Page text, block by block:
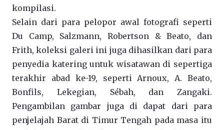
kompilasi.
Selain dari para pelopor awal fotografi seperti
Du Camp, Salzmann, Robertson & Beato, dan
Frith, koleksi galeri ini juga dihasilkan dari para
penyedia katering untuk wisatawan di sepertiga
terakhir abad ke-19, seperti Arnoux, A. Beato,
Bonfils, Lekegian, Sébah, dan Zangaki.
Pengambilan gambar juga di dapat dari para
penjelajah Barat di Timur Tengah pada masa itu